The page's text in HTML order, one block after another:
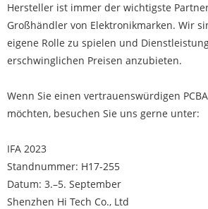
Hersteller ist immer der wichtigste
Großhändler von Elektronikmarken. Wir
eigene Rolle zu spielen und
erschwinglichen Preisen anzubieten.
Wenn Sie einen vertrauenswürdigen
möchten, besuchen Sie uns gerne unter:
IFA 2023
Standnummer: H17-255
Datum: 3.–5. September
Shenzhen Hi Tech Co., Ltd